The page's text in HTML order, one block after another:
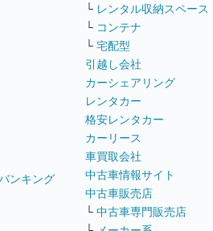
ンキング
└ レンタル収納スペース
└ コンテナ
└ 宅配型
引越し会社
カーシェアリング
レンタカー
格安レンタカー
カーリース
車買取会社
中古車情報サイト
中古車販売店
└ 中古車専門販売店